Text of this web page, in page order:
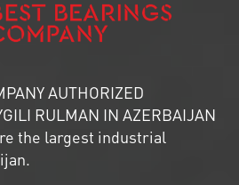
AUTHORIZED
RULMAN IN AZERBAIJAN
the largest industrial